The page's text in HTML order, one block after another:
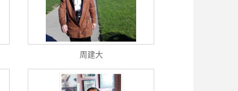
周建大